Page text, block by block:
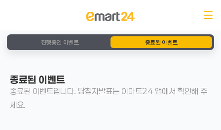
진행중인 이벤트 종료된 이벤트
종료된 이벤트
종료된 이벤트입니다. 당첨자발표는 이마트24 앱에서 확인해 주
세요.